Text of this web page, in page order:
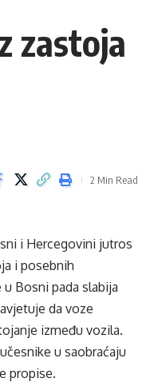
zastoja
2 Min Read
i Hercegovini jutros
i posebnih
Bosni pada slabija
da voze
između vozila.
u saobraćaju
propise.